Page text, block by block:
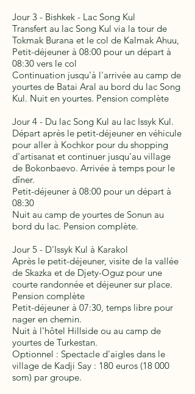
Jour 3 - Bishkek - Lac Song Kul
Transfert au lac Song Kul via la tour de
Tokmak Burana et le col de Kalmak Ahuu,
Petit-déjeuner à 08:00 pour un départ à
08:30 vers le col
Continuation jusqu'à l'arrivée au camp de
yourtes de Batai Aral au bord du lac Song
Kul. Nuit en yourtes. Pension complète
Jour 4 - Du lac Song Kul au lac Issyk Kul.
Départ après le petit-déjeuner en véhicule
pour aller à Kochkor pour du shopping
d'artisanat et continuer jusqu'au village
de Bokonbaevo. Arrivée à temps pour le
dîner.
Petit-déjeuner à 08:00 pour un départ à
08:30
Nuit au camp de yourtes de Sonun au
bord du lac. Pension complète.
Jour 5 - D'Issyk Kul à Karakol
Après le petit-déjeuner, visite de la vallée
de Skazka et de Djety-Oguz pour une
courte randonnée et déjeuner sur place.
Pension complète
Petit-déjeuner à 07:30, temps libre pour
nager en chemin.
Nuit à l'hôtel Hillside ou au camp de
yourtes de Turkestan.
Optionnel : Spectacle d'aigles dans le
village de Kadji Say : 180 euros (18 000
som) par groupe.